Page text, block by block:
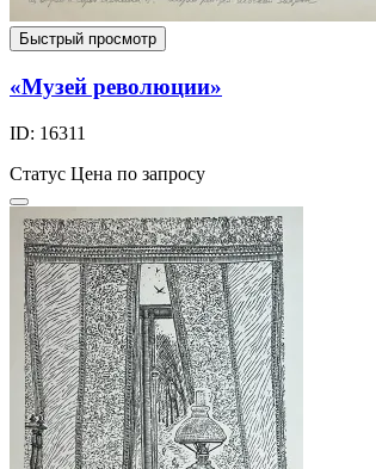
Быстрый просмотр
«Музей революции»
ID: 16311
Статус Цена по запросу